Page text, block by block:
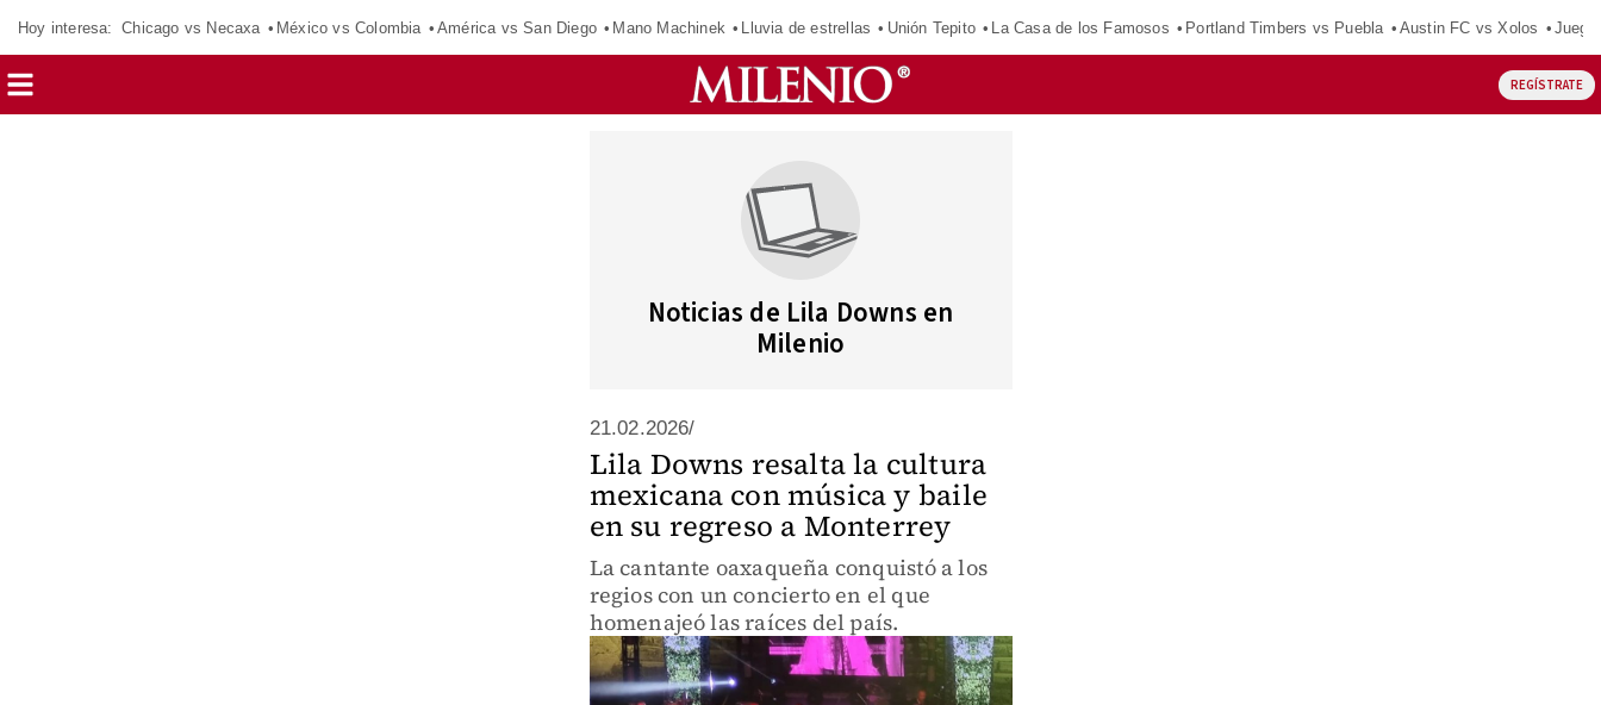
Hoy interesa: Chicago vs Necaxa México vs Colombia América vs San Diego Mano Machinek Lluvia de estrellas Unión Tepito La Casa de los Famosos Portland Timbers vs Puebla Austin FC vs Xolos
REGÍSTRATE
Noticias de Lila Downs en
Milenio
21.02.2026/
Lila Downs resalta la cultura
mexicana con música y baile
en su regreso a Monterrey
La cantante oaxaqueña conquistó a los
regios con un concierto en el que
homenajeó las raíces del país.